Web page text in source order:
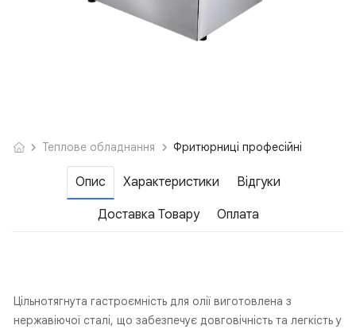
Теплове обладнання Фритюрниці професійні
Опис Характеристики Відгуки
Доставка Товару Оплата
Цільнотягнута гастроємність для олії виготовлена з
нержавіючої сталі, що забезпечує довговічність та легкість у